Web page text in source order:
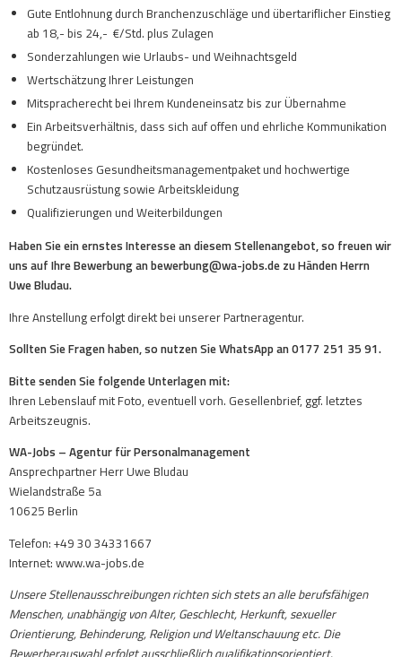
Gute Entlohnung durch Branchenzuschläge und übertariflicher Einstieg
ab 18,- bis 24,- €/Std. plus Zulagen
Sonderzahlungen wie Urlaubs- und Weihnachtsgeld
Wertschätzung Ihrer Leistungen
Mitspracherecht bei Ihrem Kundeneinsatz bis zur Übernahme
Ein Arbeitsverhältnis, dass sich auf offen und ehrliche Kommunikation
begründet.
Kostenloses Gesundheitsmanagementpaket und hochwertige
Schutzausrüstung sowie Arbeitskleidung
Qualifizierungen und Weiterbildungen
Haben Sie ein ernstes Interesse an diesem Stellenangebot, so freuen wir
uns auf Ihre Bewerbung an bewerbung@wa-jobs.de zu Händen Herrn
Uwe Bludau.
Ihre Anstellung erfolgt direkt bei unserer Partneragentur.
Sollten Sie Fragen haben, so nutzen Sie WhatsApp an 0177 251 35 91.
Bitte senden Sie folgende Unterlagen mit:
Ihren Lebenslauf mit Foto, eventuell vorh. Gesellenbrief, ggf. letztes
Arbeitszeugnis.
WA-Jobs – Agentur für Personalmanagement
Ansprechpartner Herr Uwe Bludau
Wielandstraße 5a
10625 Berlin
Telefon: +49 30 34331667
Internet: www.wa-jobs.de
Unsere Stellenausschreibungen richten sich stets an alle berufsfähigen
Menschen, unabhängig von Alter, Geschlecht, Herkunft, sexueller
Orientierung, Behinderung, Religion und Weltanschauung etc. Die